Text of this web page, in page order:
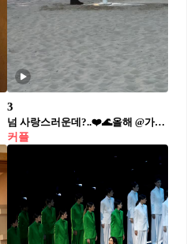
3
넘 사랑스러운데?..❤️🌊올해 @가능각?!
커플